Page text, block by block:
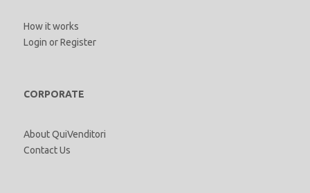
How it works
Login orRegister
CORPORATE
About QuiVenditori
Contact Us